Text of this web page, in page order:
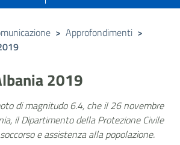
su Facebook
su Twitter
su LinkedIn
network
> Approfondimenti >
2019
di magnitudo 6.4, che il 26 novembre
il Dipartimento della Protezione Civile
e assistenza alla popolazione.